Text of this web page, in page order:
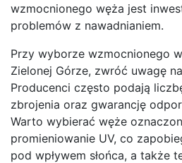
wzmocnionego węża jest
problemów z nawadnianiem.
Przy wyborze wzmocnionego
Zielonej Górze, zwróć uwagę
Producenci często podają
zbrojenia oraz gwarancję
Warto wybierać węże
promieniowanie UV, co
pod wpływem słońca, a także